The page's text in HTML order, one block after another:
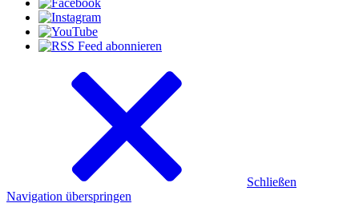
Schließen
Navigation überspringen